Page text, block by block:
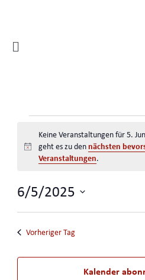
springen
Flyout
FÜR
5.
JUNI
2025
Hinweis
Keine Veranstaltungen für 5.
geht es zu dennächsten
Veranstaltungen.
6/5/2025
Datum
wählen.
Vorheriger Tag
Kalender